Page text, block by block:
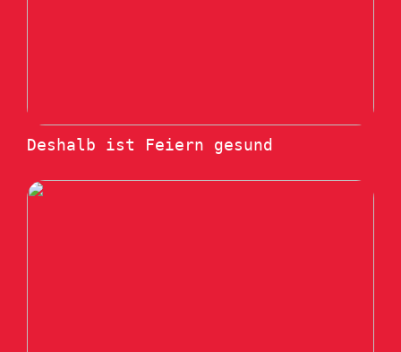
Deshalb ist Feiern gesund